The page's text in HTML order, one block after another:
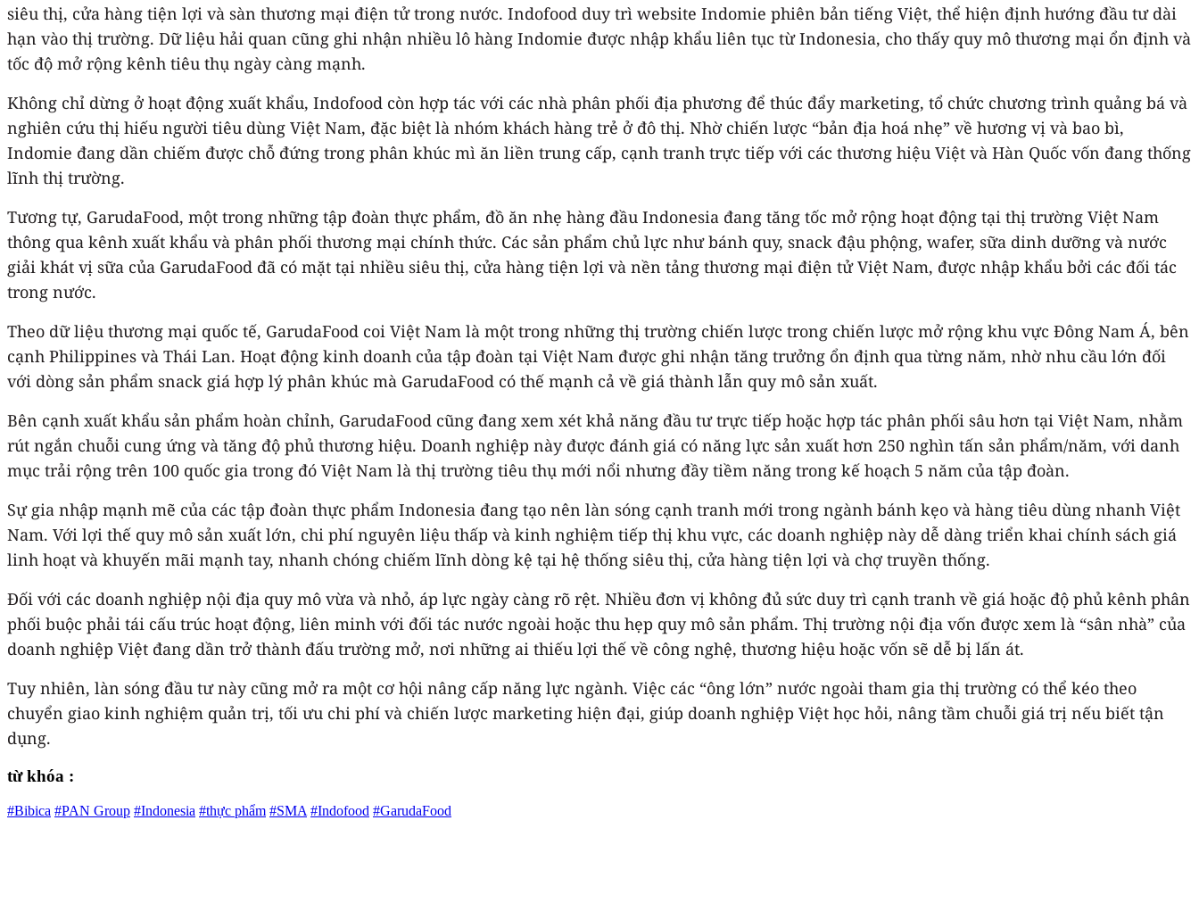
siêu thị, cửa hàng tiện lợi và sàn thương mại điện tử trong nước. Indofood duy trì website Indomie phiên bản tiếng Việt, thể hiện định hướng đầu tư dài
hạn vào thị trường. Dữ liệu hải quan cũng ghi nhận nhiều lô hàng Indomie được nhập khẩu liên tục từ Indonesia, cho thấy quy mô thương mại ổn định và
tốc độ mở rộng kênh tiêu thụ ngày càng mạnh.
Không chỉ dừng ở hoạt động xuất khẩu, Indofood còn hợp tác với các nhà phân phối địa phương để thúc đẩy marketing, tổ chức chương trình quảng bá và
nghiên cứu thị hiếu người tiêu dùng Việt Nam, đặc biệt là nhóm khách hàng trẻ ở đô thị. Nhờ chiến lược “bản địa hoá nhẹ” về hương vị và bao bì,
Indomie đang dần chiếm được chỗ đứng trong phân khúc mì ăn liền trung cấp, cạnh tranh trực tiếp với các thương hiệu Việt và Hàn Quốc vốn đang thống
lĩnh thị trường.
Tương tự, GarudaFood, một trong những tập đoàn thực phẩm, đồ ăn nhẹ hàng đầu Indonesia đang tăng tốc mở rộng hoạt động tại thị trường Việt Nam
thông qua kênh xuất khẩu và phân phối thương mại chính thức. Các sản phẩm chủ lực như bánh quy, snack đậu phộng, wafer, sữa dinh dưỡng và nước
giải khát vị sữa của GarudaFood đã có mặt tại nhiều siêu thị, cửa hàng tiện lợi và nền tảng thương mại điện tử Việt Nam, được nhập khẩu bởi các đối tác
trong nước.
Theo dữ liệu thương mại quốc tế, GarudaFood coi Việt Nam là một trong những thị trường chiến lược trong chiến lược mở rộng khu vực Đông Nam Á, bên
cạnh Philippines và Thái Lan. Hoạt động kinh doanh của tập đoàn tại Việt Nam được ghi nhận tăng trưởng ổn định qua từng năm, nhờ nhu cầu lớn đối
với dòng sản phẩm snack giá hợp lý phân khúc mà GarudaFood có thế mạnh cả về giá thành lẫn quy mô sản xuất.
Bên cạnh xuất khẩu sản phẩm hoàn chỉnh, GarudaFood cũng đang xem xét khả năng đầu tư trực tiếp hoặc hợp tác phân phối sâu hơn tại Việt Nam, nhằm
rút ngắn chuỗi cung ứng và tăng độ phủ thương hiệu. Doanh nghiệp này được đánh giá có năng lực sản xuất hơn 250 nghìn tấn sản phẩm/năm, với danh
mục trải rộng trên 100 quốc gia trong đó Việt Nam là thị trường tiêu thụ mới nổi nhưng đầy tiềm năng trong kế hoạch 5 năm của tập đoàn.
Sự gia nhập mạnh mẽ của các tập đoàn thực phẩm Indonesia đang tạo nên làn sóng cạnh tranh mới trong ngành bánh kẹo và hàng tiêu dùng nhanh Việt
Nam. Với lợi thế quy mô sản xuất lớn, chi phí nguyên liệu thấp và kinh nghiệm tiếp thị khu vực, các doanh nghiệp này dễ dàng triển khai chính sách giá
linh hoạt và khuyến mãi mạnh tay, nhanh chóng chiếm lĩnh dòng kệ tại hệ thống siêu thị, cửa hàng tiện lợi và chợ truyền thống.
Đối với các doanh nghiệp nội địa quy mô vừa và nhỏ, áp lực ngày càng rõ rệt. Nhiều đơn vị không đủ sức duy trì cạnh tranh về giá hoặc độ phủ kênh phân
phối buộc phải tái cấu trúc hoạt động, liên minh với đối tác nước ngoài hoặc thu hẹp quy mô sản phẩm. Thị trường nội địa vốn được xem là “sân nhà” của
doanh nghiệp Việt đang dần trở thành đấu trường mở, nơi những ai thiếu lợi thế về công nghệ, thương hiệu hoặc vốn sẽ dễ bị lấn át.
Tuy nhiên, làn sóng đầu tư này cũng mở ra một cơ hội nâng cấp năng lực ngành. Việc các “ông lớn” nước ngoài tham gia thị trường có thể kéo theo
chuyển giao kinh nghiệm quản trị, tối ưu chi phí và chiến lược marketing hiện đại, giúp doanh nghiệp Việt học hỏi, nâng tầm chuỗi giá trị nếu biết tận
dụng.
từ khóa :
#Bibica #PAN Group #Indonesia #thực phẩm #SMA #Indofood #GarudaFood